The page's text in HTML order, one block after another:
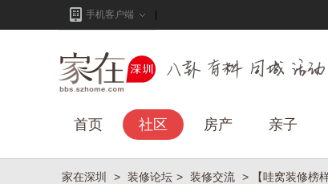
手机客户端
首页 社区 房产 亲子
家在深圳 > 装修论坛 > 装修交流 > 【哇窝装修榜